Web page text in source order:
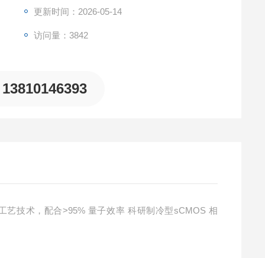
更新时间：2026-05-14
访问量：3842
13810146393
技术，配合>95% 量子效率 科研制冷型sCMOS 相